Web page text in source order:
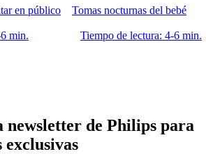
en público
min.
Tomas nocturnas del bebé
Tiempo de lectura: 4-6 min.
newsletter de Philips para